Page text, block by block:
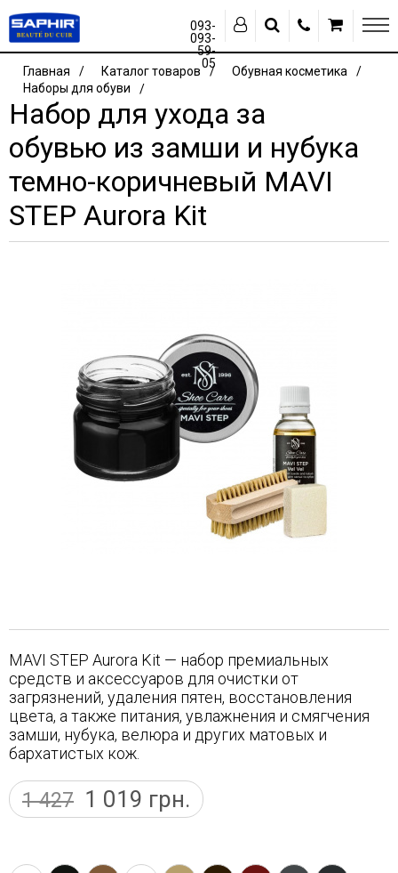
093-
093-
59-
05
Главная Каталог товаров
Обувная косметика
Наборы для обуви
Набор для ухода за
обувью из замши и нубука
темно-коричневый MAVI
STEP Aurora Kit
MAVI STEP Aurora Kit — набор премиальных
средств и аксессуаров для очистки от
загрязнений, удаления пятен, восстановления
цвета, а также питания, увлажнения и смягчения
замши, нубука, велюра и других матовых и
бархатистых кож.
1 427 1 019 грн.